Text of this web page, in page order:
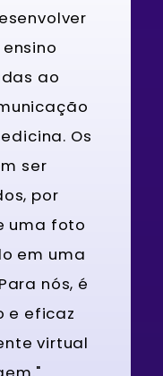
ao
Os
ser
por
uma foto
em uma
nós, é
e eficaz
virtual